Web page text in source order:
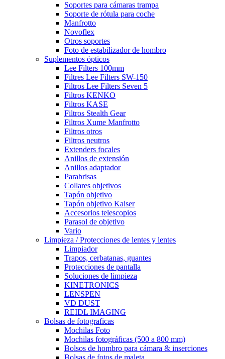
Soportes para cámaras trampa
Soporte de rótula para coche
Manfrotto
Novoflex
Otros soportes
Foto de estabilizador de hombro
Suplementos ópticos
Lee Filters 100mm
Filtres Lee Filters SW-150
Filtros Lee Filters Seven 5
Filtros KENKO
Filtros KASE
Filtros Stealth Gear
Filtros Xume Manfrotto
Filtros otros
Filtros neutros
Extenders focales
Anillos de extensión
Anillos adaptador
Parabrisas
Collares objetivos
Tapón objetivo
Tapón objetivo Kaiser
Accesorios telescopios
Parasol de objetivo
Vario
Limpieza / Protecciones de lentes y lentes
Limpiador
Trapos, cerbatanas, guantes
Protecciones de pantalla
Soluciones de limpieza
KINETRONICS
LENSPEN
VD DUST
REIDL IMAGING
Bolsas de fotograficas
Mochilas Foto
Mochilas fotográficas (500 a 800 mm)
Bolsos de hombro para cámara & inserciones
Bolsas de fotos de maleta